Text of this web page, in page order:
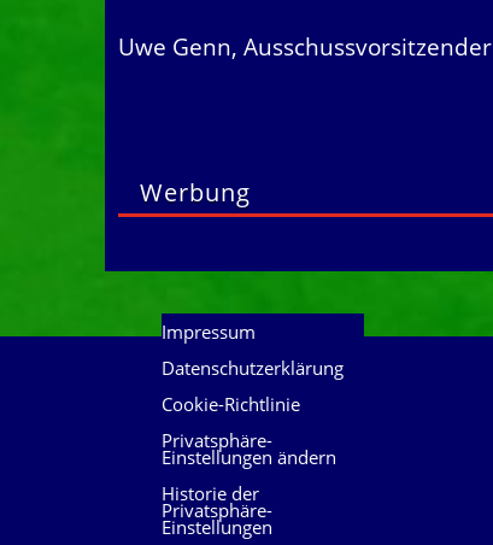
Uwe Genn, Ausschussvorsitzender
Werbung
Impressum
Datenschutzerklärung
Cookie-Richtlinie
Privatsphäre-
Einstellungen ändern
Historie der
Privatsphäre-
Einstellungen